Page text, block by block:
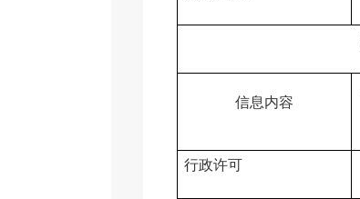
信息内容
行政许可